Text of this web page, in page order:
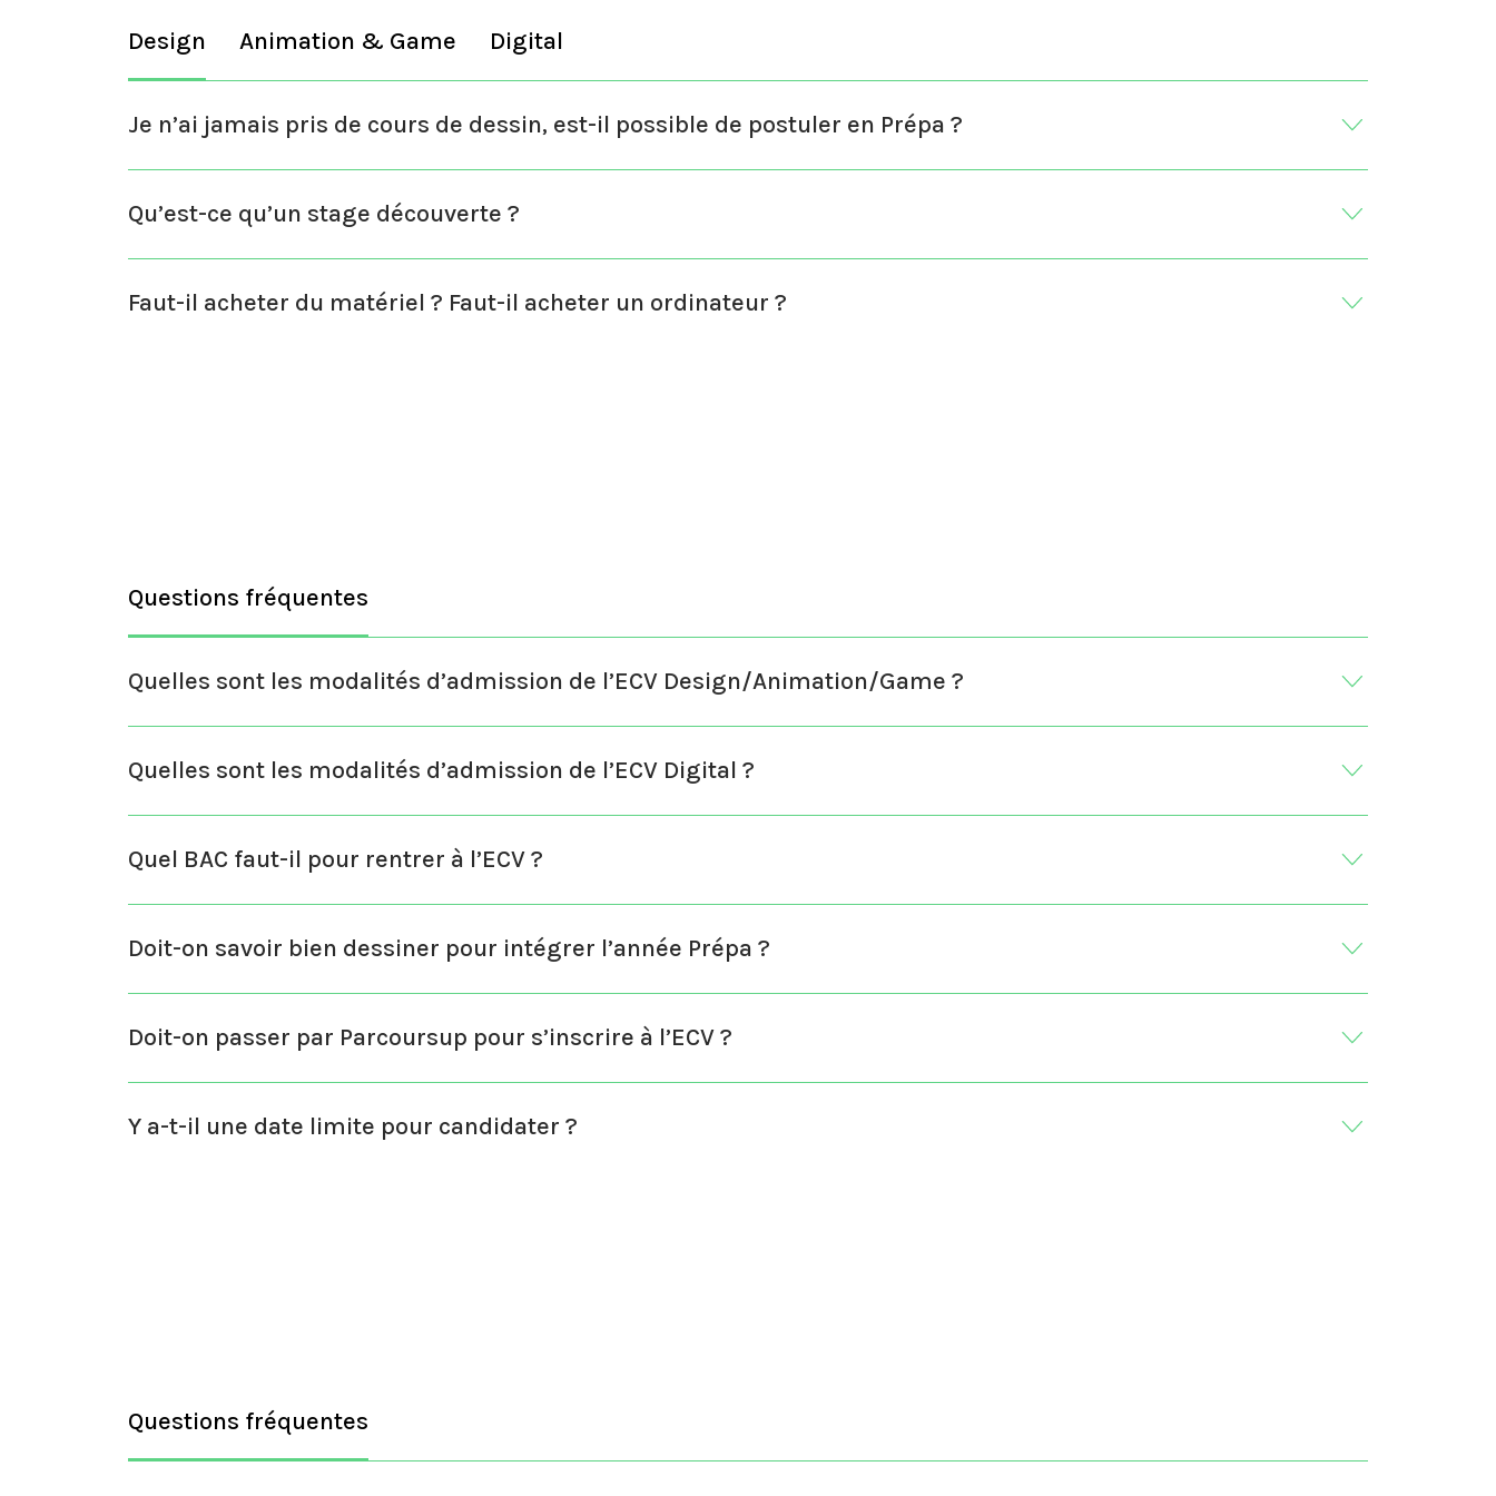
Design Animation & Game Digital
Je n’ai jamais pris de cours de dessin, est-il possible de postuler en Prépa ?
Qu’est-ce qu’un stage découverte ?
Faut-il acheter du matériel ? Faut-il acheter un ordinateur ?
Questions fréquentes
Quelles sont les modalités d’admission de l’ECV Design/Animation/Game ?
Quelles sont les modalités d’admission de l’ECV Digital ?
Quel BAC faut-il pour rentrer à l’ECV ?
Doit-on savoir bien dessiner pour intégrer l’année Prépa ?
Doit-on passer par Parcoursup pour s’inscrire à l’ECV ?
Y a-t-il une date limite pour candidater ?
Questions fréquentes